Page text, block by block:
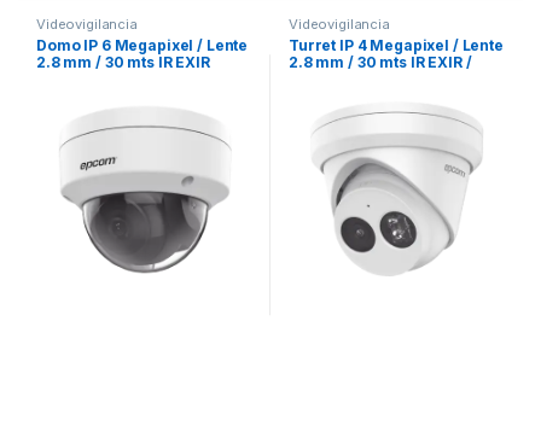
Videovigilancia
Domo IP 6 Megapixel / Lente
2.8 mm / 30 mts IR EXIR
Videoanaliticos (Filtro de
Falsas Alarmas) / Ultra Baja
Iluminación / Entrada y
Salida de Audio y Alarma
Videovigilancia
Turret IP 4 Megapixel / Lente
2.8 mm / 30 mts IR EXIR /
Falsas Alarmas) / Micrófono
Integrado / Ultra Baja
Iluminación